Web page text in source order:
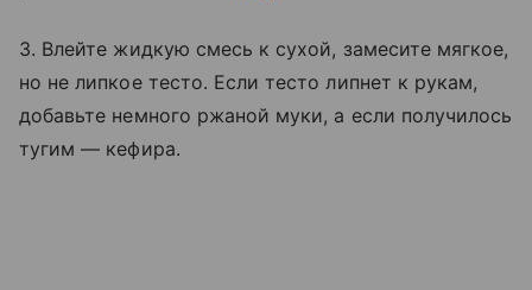
3. Влейте жидкую смесь к сухой, замесите мягкое,
но не липкое тесто. Если тесто липнет к рукам,
добавьте немного ржаной муки, а если получилось
тугим — кефира.